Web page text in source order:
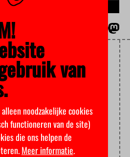
STUDIE
van
noodzakelijke cookies
functioneren van de site)
die ons helpen de
Meer informatie.